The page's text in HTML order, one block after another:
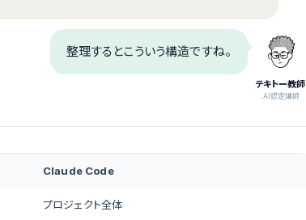
テキトー教師
.AI認定講師
整理するとこういう構造ですね。
Claude Code
プロジェクト全体